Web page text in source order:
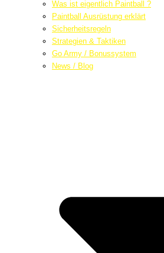
Was ist eigentlich Paintball ?
Paintball Ausrüstung erklärt
Sicherheitsregeln
Strategien & Taktiken
Go Army / Bonussystem
News / Blog